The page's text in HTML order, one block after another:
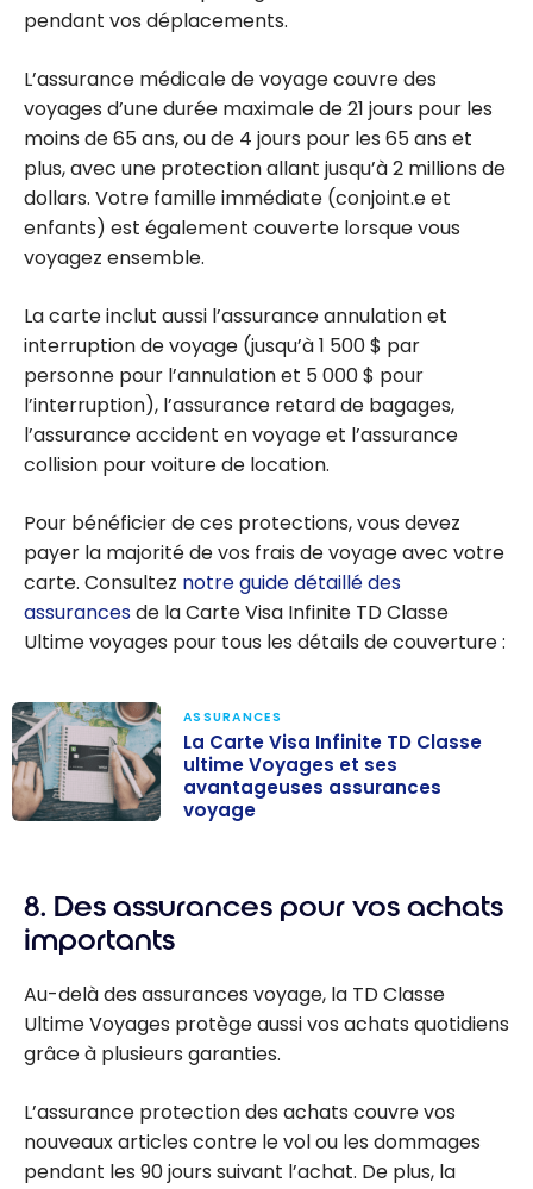
pendant vos déplacements.
L’assurance médicale de voyage couvre des
voyages d’une durée maximale de 21 jours pour les
moins de 65 ans, ou de 4 jours pour les 65 ans et
plus, avec une protection allant jusqu’à 2 millions de
dollars. Votre famille immédiate (conjoint.e et
enfants) est également couverte lorsque vous
voyagez ensemble.
La carte inclut aussi l’assurance annulation et
interruption de voyage (jusqu’à1 500 $ par
personne pour l’annulation et 5 000 $ pour
l’interruption), l’assurance retard de bagages,
l’assurance accident en voyage et l’assurance
collision pour voiture de location.
Pour bénéficier de ces protections, vous devez
payer la majorité de vos frais de voyage avec votre
carte. Consultez notre guide détaillé des
assurancesde la Carte Visa Infinite TD Classe
Ultime voyages pour tous les détails de couverture :
Classe ultime
Voyages et ses
avantageuses
assurances
voyage
ASSURANCES
La Carte Visa Infinite TD Classe
ultime Voyages et ses
avantageuses assurances
voyage
8. Des assurances pour vos achats
importants
Au-delà des assurances voyage, la TD Classe
Ultime Voyages protège aussi vos achats quotidiens
grâce à plusieurs garanties.
L’assurance protection des achats couvre vos
nouveaux articles contre le vol ou les dommages
pendant les 90 jours suivant l’achat. De plus, la